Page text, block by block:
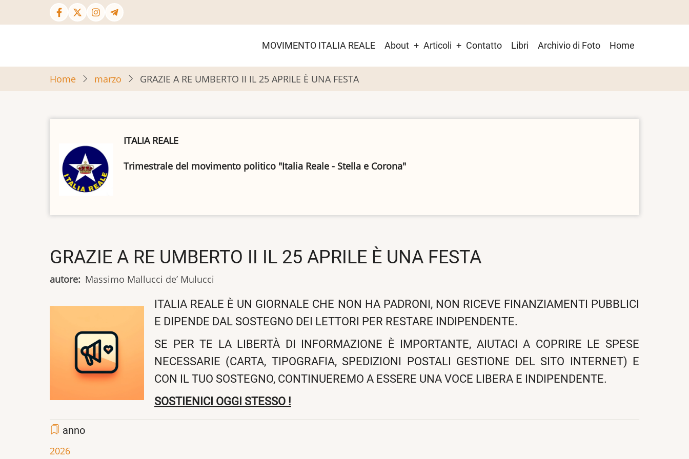
al
Main
menu
MOVIMENTO ITALIA REALE About Articoli Contatto Libri Archivio di Foto Home
Home marzo GRAZIE A RE UMBERTO II IL 25 APRILE È UNA FESTA
ITALIA REALE
Trimestrale del movimento politico "Italia Reale - Stella e Corona"
GRAZIE A RE UMBERTO II IL 25 APRILE È UNA FESTA
autore Massimo Mallucci de’ Mulucci
ITALIA REALE È UN GIORNALE CHE NON HA PADRONI, NON RICEVE FINANZIAMENTI PUBBLICI
E DIPENDE DAL SOSTEGNO DEI LETTORI PER RESTARE INDIPENDENTE.
SE PER TE LA LIBERTÀ DI INFORMAZIONE È IMPORTANTE, AIUTACI A COPRIRE LE SPESE
NECESSARIE (CARTA, TIPOGRAFIA, SPEDIZIONI POSTALI GESTIONE DEL SITO INTERNET) E
CON IL TUO SOSTEGNO, CONTINUEREMO A ESSERE UNA VOCE LIBERA E INDIPENDENTE.
SOSTIENICI OGGI STESSO !
anno
2026